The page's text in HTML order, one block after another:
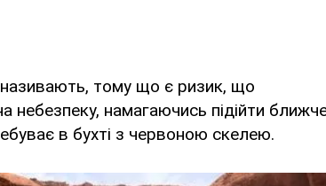
називають, тому що є ризик, що
небезпеку, намагаючись підійти
в бухті з червоною скелею.